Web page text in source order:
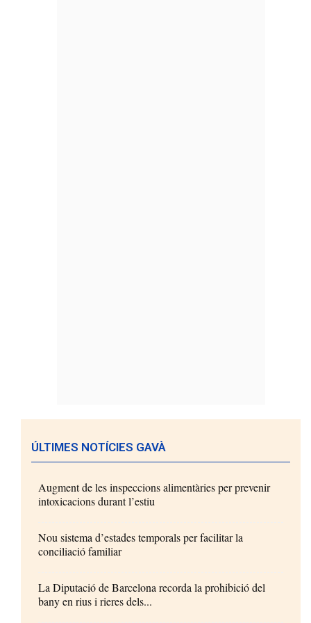
ÚLTIMES NOTÍCIES GAVÀ
Augment de les inspeccions alimentàries per prevenir
intoxicacions durant l’estiu
Nou sistema d’estades temporals per facilitar la
conciliació familiar
La Diputació de Barcelona recorda la prohibició del
bany en rius i rieres dels...